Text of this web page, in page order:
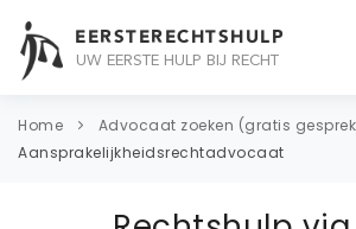
EERSTERECHTSHULP
UW EERSTE HULP BIJ RECHT
ONDERWERPEN
Home Advocaat zoeken (gratis
Aansprakelijkheidsrechtadvocaat